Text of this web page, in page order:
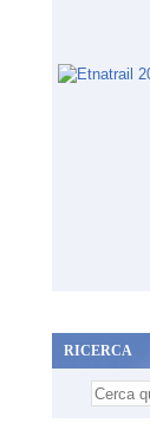
RICERCA